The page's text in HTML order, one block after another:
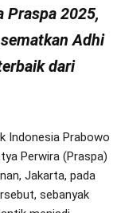
Praspa 2025,
Adhi
dari
Indonesia Prabowo
Perwira (Praspa)
Jakarta, pada
sebanyak